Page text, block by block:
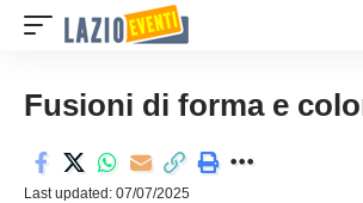
Fusioni di forma e
Last updated: 07/07/2025